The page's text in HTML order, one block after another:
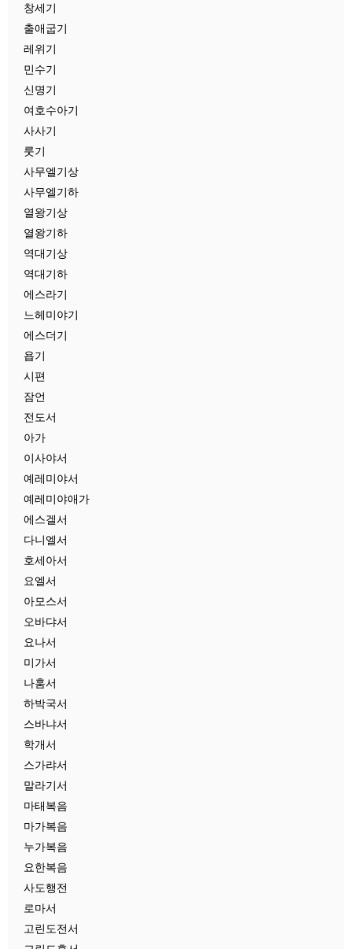
창세기
출애굽기
레위기
민수기
신명기
여호수아기
사사기
룻기
사무엘기상
사무엘기하
열왕기상
열왕기하
역대기상
역대기하
에스라기
느헤미야기
에스더기
욥기
시편
잠언
전도서
아가
이사야서
예레미야서
예레미야애가
에스겔서
다니엘서
호세아서
요엘서
아모스서
오바댜서
요나서
미가서
나훔서
하박국서
스바냐서
학개서
스가랴서
말라기서
마태복음
마가복음
누가복음
요한복음
사도행전
로마서
고린도전서